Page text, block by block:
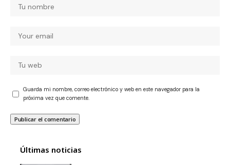
Guarda mi nombre, correo electrónico y web en este navegador para la
próxima vez que comente.
Últimas noticias